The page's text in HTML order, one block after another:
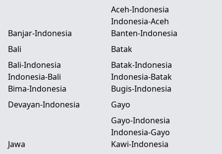
Aceh-Indonesia
Indonesia-Aceh
Banjar-Indonesia
Banten-Indonesia
Bali
Bali-Indonesia
Indonesia-Bali
Batak
Batak-Indonesia
Indonesia-Batak
Bima-Indonesia
Bugis-Indonesia
Devayan-Indonesia
Gayo
Gayo-Indonesia
Indonesia-Gayo
Jawa
Kawi-Indonesia